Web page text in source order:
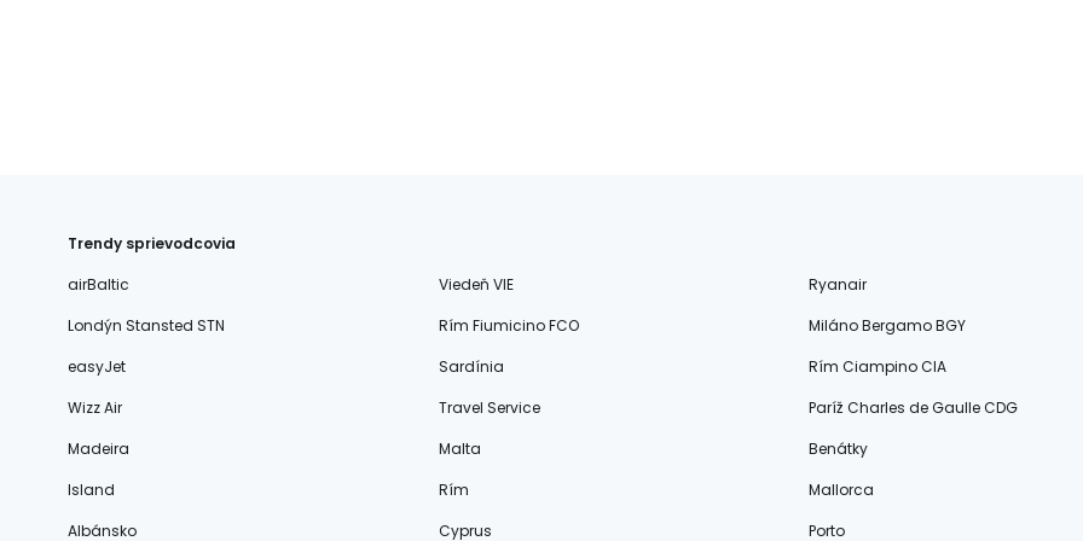
Trendy sprievodcovia
airBaltic
Viedeň VIE
Ryanair
Londýn Stansted STN
Rím Fiumicino FCO
Miláno Bergamo BGY
easyJet
Sardínia
Rím Ciampino CIA
Wizz Air
Travel Service
Paríž Charles de Gaulle CDG
Madeira
Malta
Benátky
Island
Rím
Mallorca
Albánsko
Cyprus Porto